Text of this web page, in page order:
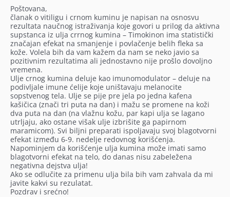
Poštovana,
članak o vitiligu i crnom kuminu je napisan na osnosvu
rezultata naučnog istraživanja koje govori u prilog da aktivna
supstanca iz ulja crrnog kumina – Timokinon ima statistički
značajan efekat na smanjenje i povlačenje belih fleka sa
kože. Volela bih da vam kažem da nam se neko javio sa
pozitivnim rezultatima ali jednostavno nije prošlo dovoljno
vremena.
Ulje crnog kumina deluje kao imunomodulator – deluje na
podivljale imune ćelije koje uništavaju melanocite
sopstvenog tela. Ulje se pije pre jela po jedna kafena
kašičica (znači tri puta na dan) i mažu se promene na koži
dva puta na dan (na vlažnu kožu, par kapi ulja se lagano
utrljaju, ako ostane višak ulje izbrišite ga papirnom
maramicom). Svi biljni preparati ispoljavaju svoj blagotvorni
efekat između 6-9. nedelje redovnog korišćenja.
Napominjem da korišćenje ulja kumina može imati samo
blagotvorni efekat na telo, do danas nisu zabeležena
negativna dejstva ulja!
Ako se odlučite za primenu ulja bila bih vam zahvala da mi
javite kakvi su rezulatat.
Pozdrav i srećno!